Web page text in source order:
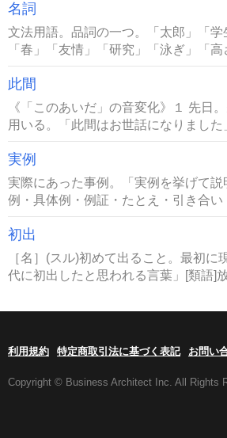
名詞
文法用語。品詞の一つ。「太郎」「学
「春」「友情」「研究」「泳ぎ」「
此間
《「このあいだ」の音変化》１ 先日
用いる。「此間はお世話になりました
実例
実際にあった事例。「実例を挙げて
例・具体例・例証・たとえ・引き合い
初出
［名］(スル)初めて出ること。最初に
代に初出したと思われる言葉」[類語]
利用規約 特定商取引法に基づく表記 お問い
Copyright © Business Architect Inc. All Rights